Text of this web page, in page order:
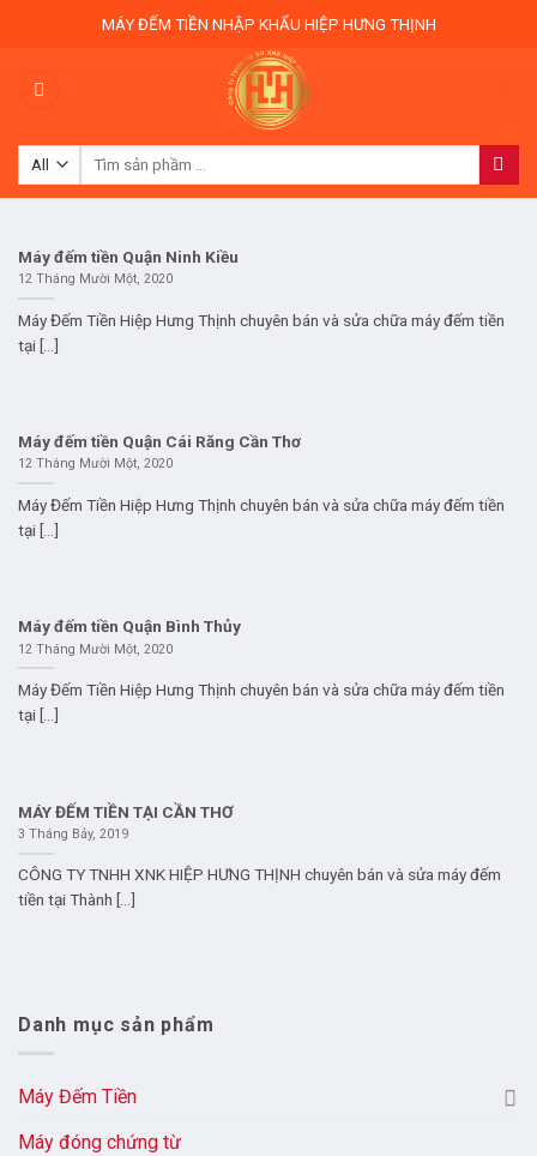
MÁY ĐẾM TIỀN NHẬP KHẨU HIỆP HƯNG THỊNH
Tìm
Danh mục sản phẩm
Máy Đếm Tiền
Máy đóng chứng từ
Máy đếm tiền Quận Ninh Kiều
12 Tháng Mười Một, 2020
Máy Đếm Tiền Hiệp Hưng Thịnh chuyên bán và sửa chữa máy đếm tiền
tại [...]
Máy đếm tiền Quận Cái Răng Cần Thơ
12 Tháng Mười Một, 2020
Máy Đếm Tiền Hiệp Hưng Thịnh chuyên bán và sửa chữa máy đếm tiền
tại [...]
Máy đếm tiền Quận Bình Thủy
12 Tháng Mười Một, 2020
Máy Đếm Tiền Hiệp Hưng Thịnh chuyên bán và sửa chữa máy đếm tiền
tại [...]
MÁY ĐẾM TIỀN TẠI CẦN THƠ
3 Tháng Bảy, 2019
CÔNG TY TNHH XNK HIỆP HƯNG THỊNH chuyên bán và sửa máy đếm
tiền tại Thành [...]